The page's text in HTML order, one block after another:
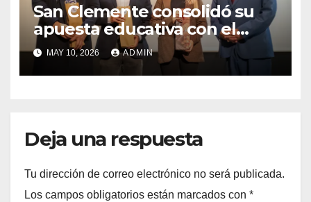
San Clemente consolidó su
apuesta educativa con el
lanzamiento del
Preuniversitario Brotes 2026
MAY 10, 2026 ADMIN
Deja una respuesta
Tu dirección de correo electrónico no será publicada.
Los campos obligatorios están marcados con *